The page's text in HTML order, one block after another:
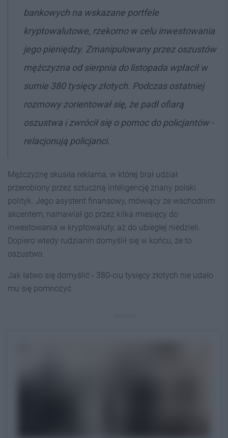
bankowych na wskazane portfele
kryptowalutowe, rzekomo w celu inwestowania
jego pieniędzy. Zmanipulowany przez oszustów
mężczyzna od sierpnia do listopada wpłacił w
sumie 380 tysięcy złotych. Podczas ostatniej
rozmowy zorientował się, że padł ofiarą
oszustwa i zwrócił się o pomoc do policjantów -
relacjonują policjanci.
Mężczyznę skusiła reklama, w której brał udział
przerobiony przez sztuczną inteligencję znany polski
polityk. Jego asystent finansowy, mówiący ze wschodnim
akcentem, namawiał go przez kilka miesięcy do
inwestowania w kryptowaluty, aż do ubiegłej niedzieli.
Dopiero wtedy rudzianin domyślił się w końcu, że to
oszustwo.
Jak łatwo się domyślić - 380-ciu tysięcy złotych nie udało
mu się pomnożyć.